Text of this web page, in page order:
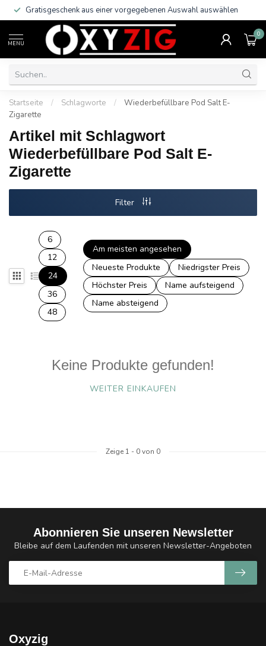
Gratisgeschenk aus einer vorgegebenen Auswahl auswählen
MENU
0
Startseite / Schlagworte /
Wiederbefüllbare Pod Salt E-
Zigarette
Artikel mit Schlagwort
Wiederbefüllbare Pod Salt E-
Zigarette
Filter
6
12
24
36
48
Am meisten angesehen
Neueste Produkte
Niedrigster Preis
Höchster Preis
Name aufsteigend
Name absteigend
Keine Produkte gefunden!
WEITER EINKAUFEN
Zeige 1 - 0von 0
Abonnieren Sie unseren Newsletter
Bleibe auf dem Laufenden mit unseren Newsletter-Angeboten
Oxyzig